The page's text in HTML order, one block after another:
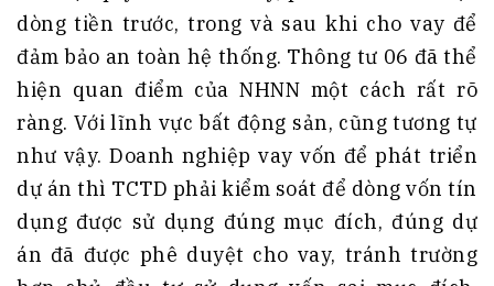
dòng tiền trước, trong và sau khi cho vay để
đảm bảo an toàn hệ thống. Thông tư 06 đã thể
hiện quan điểm của NHNN một cách rất rõ
ràng. Với lĩnh vực bất động sản, cũng tương tự
như vậy. Doanh nghiệp vay vốn để phát triển
dự án thì TCTD phải kiểm soát để dòng vốn tín
dụng được sử dụng đúng mục đích, đúng dự
án đã được phê duyệt cho vay, tránh trường